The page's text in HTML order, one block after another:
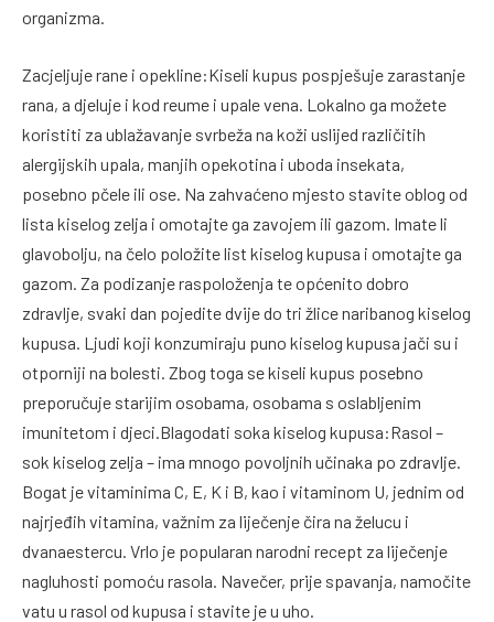
organizma.
Zacjeljuje rane i opekline:Kiseli kupus pospješuje zarastanje
rana, a djeluje i kod reume i upale vena. Lokalno ga možete
koristiti za ublažavanje svrbeža na koži uslijed različitih
alergijskih upala, manjih opekotina i uboda insekata,
posebno pčele ili ose. Na zahvaćeno mjesto stavite oblog od
lista kiselog zelja i omotajte ga zavojem ili gazom. Imate li
glavobolju, na čelo položite list kiselog kupusa i omotajte ga
gazom. Za podizanje raspoloženja te općenito dobro
zdravlje, svaki dan pojedite dvije do tri žlice naribanog kiselog
kupusa. Ljudi koji konzumiraju puno kiselog kupusa jači su i
otporniji na bolesti. Zbog toga se kiseli kupus posebno
preporučuje starijim osobama, osobama s oslabljenim
imunitetom i djeci.Blagodati soka kiselog kupusa:Rasol –
sok kiselog zelja – ima mnogo povoljnih učinaka po zdravlje.
Bogat je vitaminima C, E, K i B, kao i vitaminom U, jednim od
najrjeđih vitamina, važnim za liječenje čira na želucu i
dvanaestercu. Vrlo je popularan narodni recept za liječenje
nagluhosti pomoću rasola. Navečer, prije spavanja, namočite
vatu u rasol od kupusa i stavite je u uho.